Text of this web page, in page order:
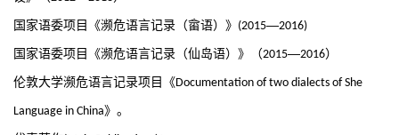
国家语委项目《濒危语言记录（畲语）》 (2015—2016)
国家语委项目《濒危语言记录（仙岛语）》（2015—2016）
伦敦大学濒危语言记录项目《Documentation of two dialects of She
Language in China》。